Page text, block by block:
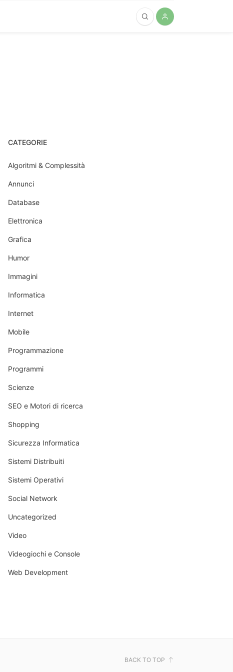
CATEGORIE
Algoritmi & Complessità
Annunci
Database
Elettronica
Grafica
Humor
Immagini
Informatica
Internet
Mobile
Programmazione
Programmi
Scienze
SEO e Motori di ricerca
Shopping
Sicurezza Informatica
Sistemi Distribuiti
Sistemi Operativi
Social Network
Uncategorized
Video
Videogiochi e Console
Web Development
BACK TO TOP